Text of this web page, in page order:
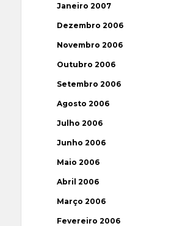
Janeiro 2007
Dezembro 2006
Novembro 2006
Outubro 2006
Setembro 2006
Agosto 2006
Julho 2006
Junho 2006
Maio 2006
Abril 2006
Março 2006
Fevereiro 2006